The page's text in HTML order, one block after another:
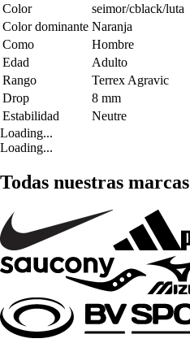
Color
seimor/cblack/luta
Color dominante Naranja
Como
Hombre
Edad
Adulto
Rango
Terrex Agravic
Drop
8 mm
Estabilidad
Neutre
Loading...
Loading...
Todas nuestras marcas